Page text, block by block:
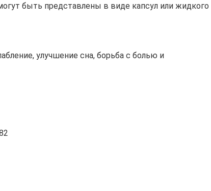
быть представлены в виде капсул или жидкого
улучшение сна, борьба с болью и